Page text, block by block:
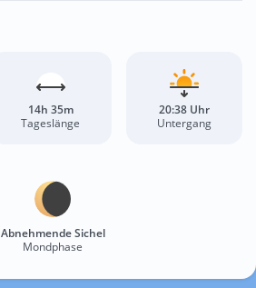
14h 35m
Tageslänge
20:38 Uhr
Untergang
Abnehmende Sichel
Mondphase